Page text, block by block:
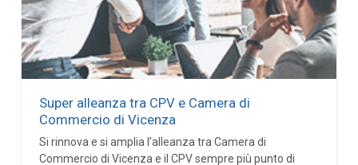
Super alleanza tra CPV e Camera di
Commercio di Vicenza
Si rinnova e si amplia l’alleanza tra Camera di
Commercio di Vicenza e il CPV sempre più punto di